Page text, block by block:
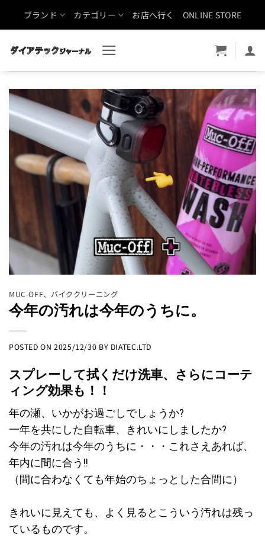
ブランド カテゴリー お店へ行く ONLINE STORE
MUC-OFF、 バイククリーニング
今年の汚れは今年のうちに。
POSTED ON2025/12/30 BY DIATEC.LTD
スプレーして拭くだけ洗車、さらにコーテ
ィング効果も！！
年の瀬、いかがお過ごしでしょうか?
一年を共にした自転車、きれいにしましたか?
今年の汚れは今年のうちに・・・これさえあれば、
年内に間に合う!!
（間に合わなくても年始のちょっとした合間に）
きれいに見えても、よく見るとこういう汚れは残っ
ているものです。